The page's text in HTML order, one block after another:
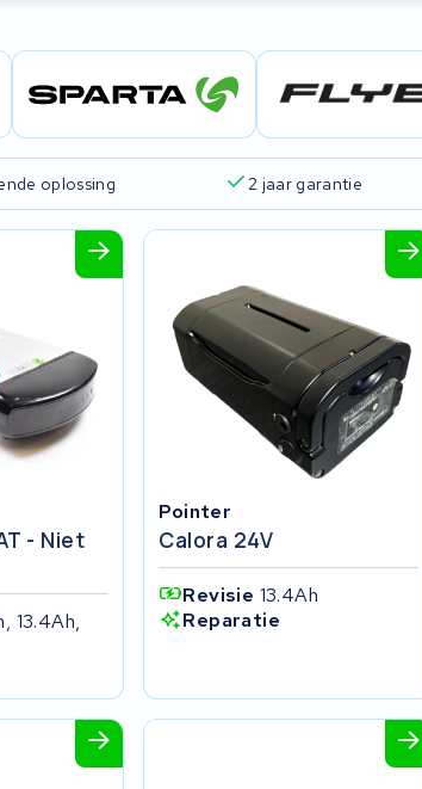
oplossing 2 jaar garantie
- Niet
13.4Ah,
Pointer
Calora 24V
Revisie 13.4Ah
Reparatie